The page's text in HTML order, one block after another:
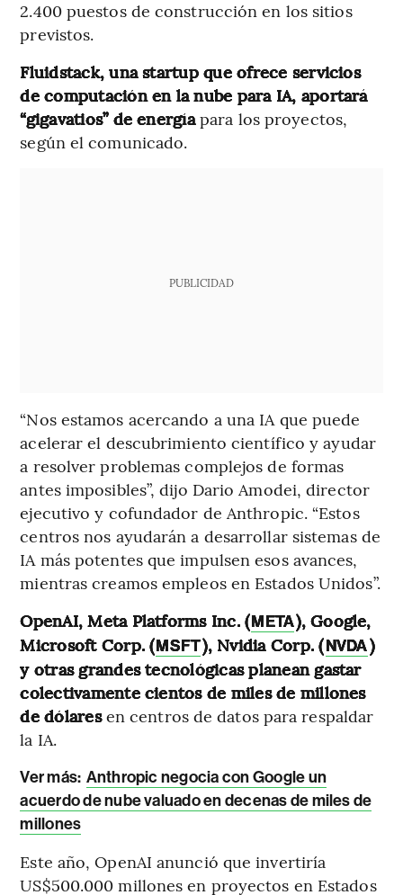
2.400 puestos de construcción en los sitios
previstos.
Fluidstack, una startup que ofrece servicios
de computación en la nube para IA, aportará
“gigavatios” de energíapara los proyectos,
según el comunicado.
PUBLICIDAD
“Nos estamos acercando a una IA que puede
acelerar el descubrimiento científico y ayudar
a resolver problemas complejos de formas
antes imposibles”, dijo Dario Amodei, director
ejecutivo y cofundador de Anthropic. “Estos
centros nos ayudarán a desarrollar sistemas de
IA más potentes que impulsen esos avances,
mientras creamos empleos en Estados Unidos”.
OpenAI, Meta Platforms Inc. (META), Google,
Microsoft Corp. (MSFT), Nvidia Corp. (NVDA)
y otras grandes tecnológicas planean gastar
colectivamente cientos de miles de millones
de dólaresen centros de datos para respaldar
la IA.
Ver más: Anthropic negocia con Google un
acuerdo de nube valuado en decenas de miles de
millones
Este año, OpenAI anunció que invertiría
US$500.000 millones en proyectos en Estados